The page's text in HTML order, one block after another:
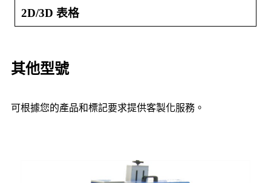
2D/3D 表格
其他型號
可根據您的產品和標記要求提供客製化服務。